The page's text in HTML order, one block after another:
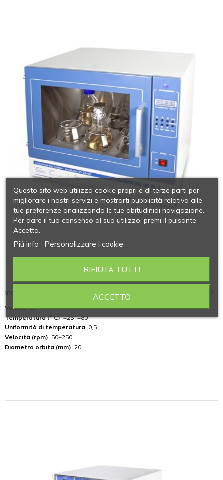
ES-20/60
Incubatore con agitazione orbitale BIOSAN modello ES20/60
Volume (l): -
Temperatura (° C): +25÷+80
Uniformità di temperatura: 0,5
Velocità (rpm): 50÷250
Diametro orbita (mm): 20
Questo sito web utilizza cookie propri e di terze parti per
migliorare i nostri servizi e mostrarti pubblicità relativa alle
tue preferenze analizzando le tue abitudinidi navigazione.
Per dare il tuo consenso al suo utilizzo, premi il pulsante
Accetta.
Piú info Personalizzare i cookie
RIFIUTA TUTTI
ACCETTO